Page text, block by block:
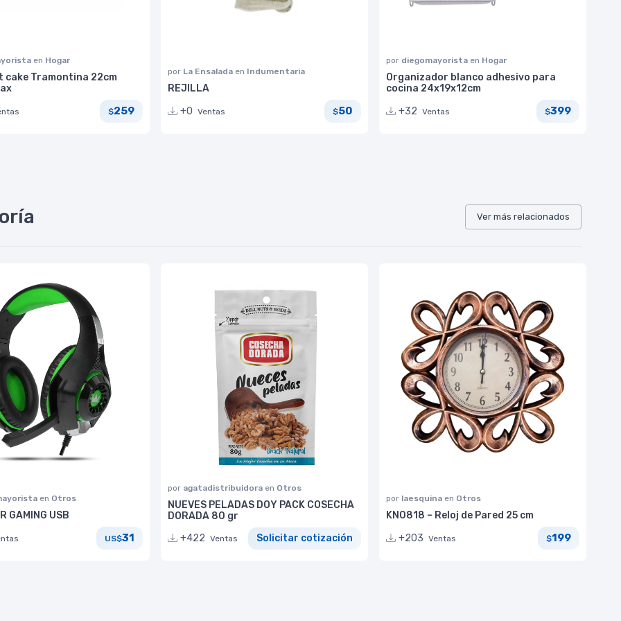
en Hogar
cake Tramontina 22cm
$259
por La Ensalada en Indumentaria
REJILLA
+0 Ventas $50
por diegomayorista en Hogar
Organizador blanco adhesivo para
cocina 24x19x12cm
+32 Ventas $399
Ver más relacionados
en Otros
GAMING USB
US$31
por agatadistribuidora en Otros
NUEVES PELADAS DOY PACK COSECHA
DORADA 80 gr
+422 Ventas Solicitar cotización
por laesquina en Otros
KN0818 – Reloj de Pared 25 cm
+203 Ventas $199